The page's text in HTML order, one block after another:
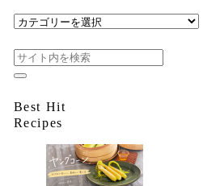
今
何
た
べ
い？
Best Hit
Recipes